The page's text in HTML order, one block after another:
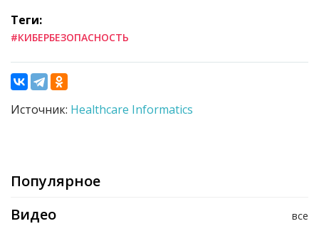
Теги:
#КИБЕРБЕЗОПАСНОСТЬ
Источник: Healthcare Informatics
Популярное
все
Видео